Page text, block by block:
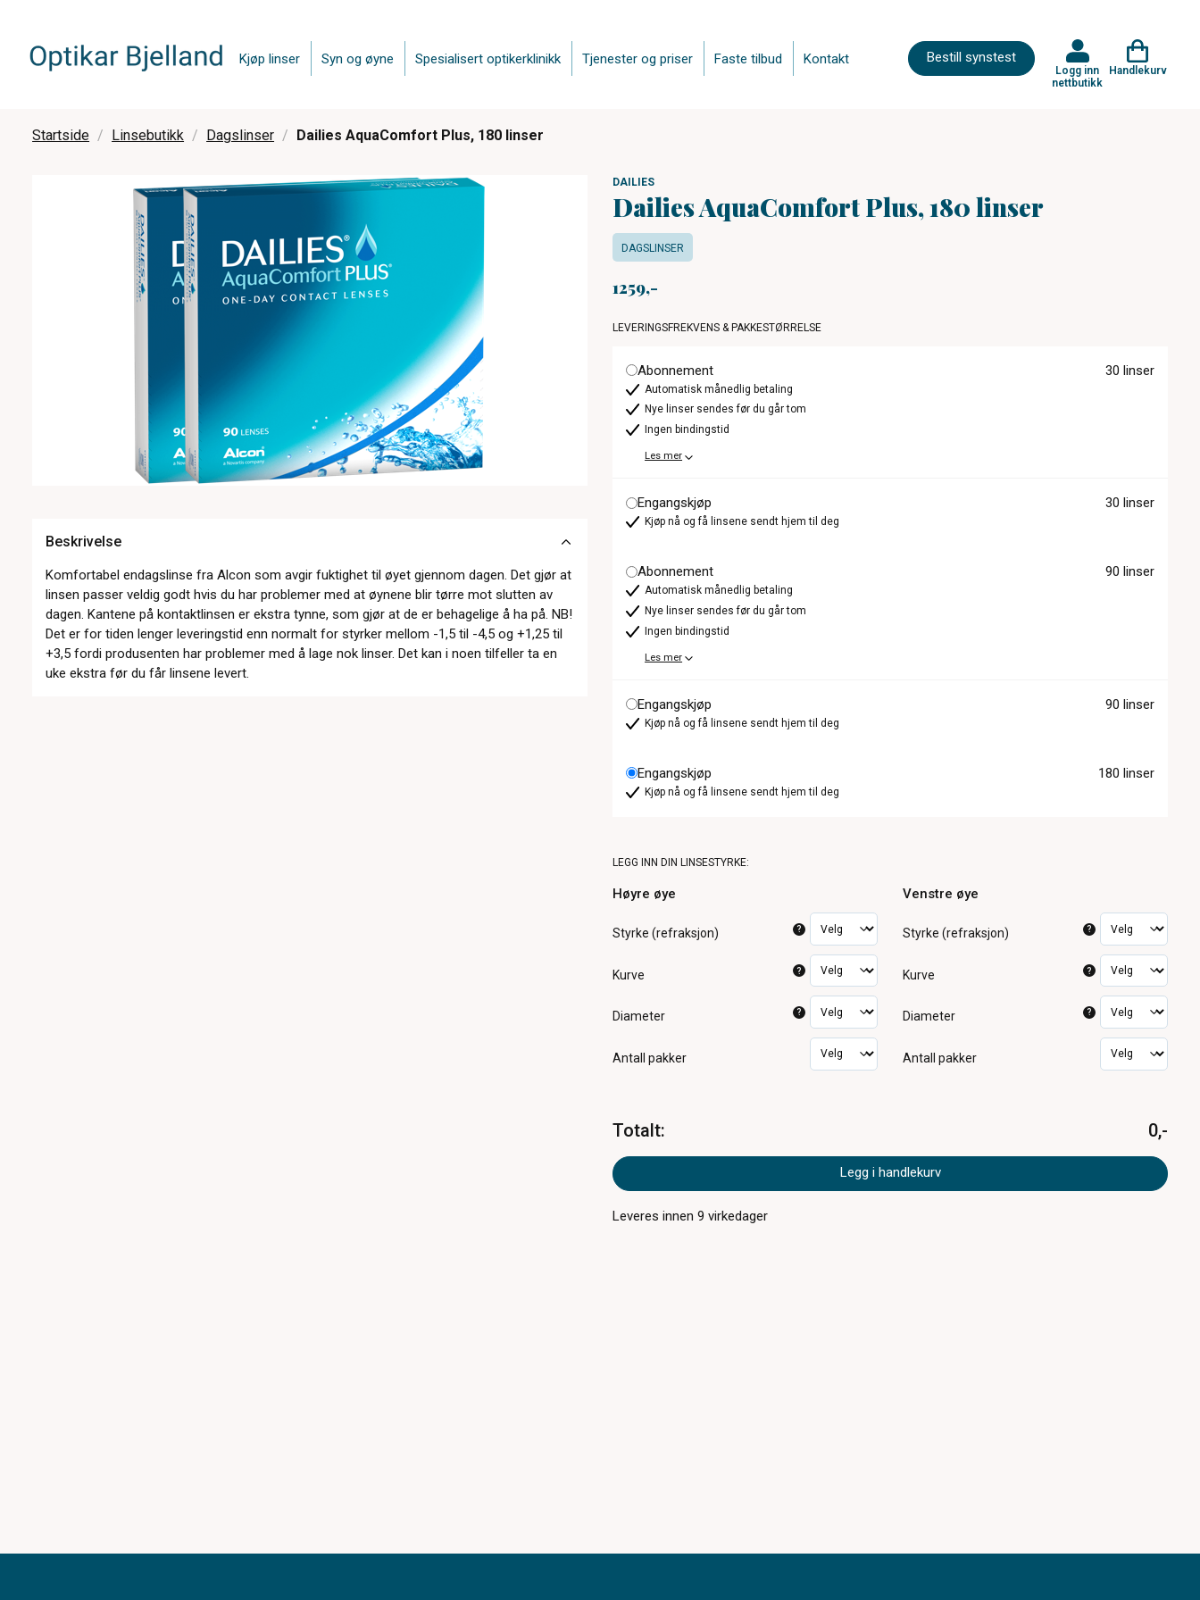
Bestill synstest
Kjøp linser Syn og øyne Spesialisert optikerklinikk Tjenester og priser Faste tilbud Kontakt
Logg inn
nettbutikk
Handlekurv
Startside Linsebutikk Dagslinser Dailies AquaComfort Plus, 180 linser
Beskrivelse
Komfortabel endagslinse fra Alcon som avgir fuktighet til øyet gjennom dagen. Det gjør at
linsen passer veldig godt hvis du har problemer med at øynene blir tørre mot slutten av
dagen. Kantene på kontaktlinsen er ekstra tynne, som gjør at de er behagelige å ha på. NB!
Det er for tiden lenger leveringstid enn normalt for styrker mellom -1,5 til -4,5 og +1,25 til
+3,5 fordi produsenten har problemer med å lage nok linser. Det kan i noen tilfeller ta en
uke ekstra før du får linsene levert.
DAILIES
Dailies AquaComfort Plus, 180 linser
DAGSLINSER
1259
LEVERINGSFREKVENS & PAKKESTØRRELSE
Abonnement 30 linser
Automatisk månedlig betaling
Nye linser sendes før du går tom
Ingen bindingstid
Les mer
Engangskjøp 30 linser
Kjøp nå og få linsene sendt hjem til deg
Abonnement 90 linser
Automatisk månedlig betaling
Nye linser sendes før du går tom
Ingen bindingstid
Les mer
Engangskjøp 90 linser
Kjøp nå og få linsene sendt hjem til deg
Engangskjøp 180 linser
Kjøp nå og få linsene sendt hjem til deg
LEGG INN DIN LINSESTYRKE:
Høyre øye
Styrke (refraksjon) ?
Kurve ?
Diameter ?
Antall pakker
Venstre øye
Styrke (refraksjon) ?
Kurve ?
Diameter ?
Antall pakker
Totalt: 0,-
Legg i handlekurv
Leveres innen9 virkedager